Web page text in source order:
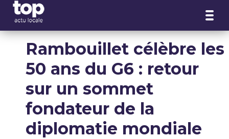
Rambouillet célèbre les
50 ans du G6 : retour
sur un sommet
fondateur de la
diplomatie mondiale
Panneau de gestion des cookies